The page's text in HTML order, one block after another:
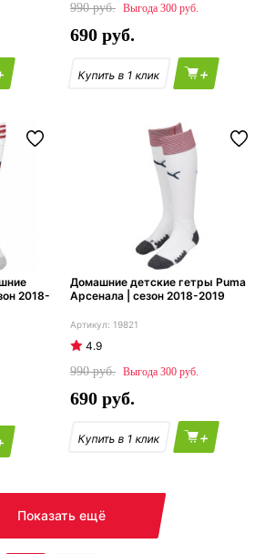
990
300
690
+
2018-
Домашние детские гетры Puma
Арсенала | сезон 2018-2019
19821
4.9
990
300
690
+
Показать ещё